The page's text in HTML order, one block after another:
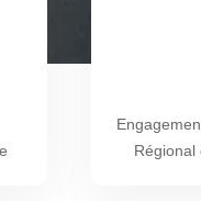
Régional